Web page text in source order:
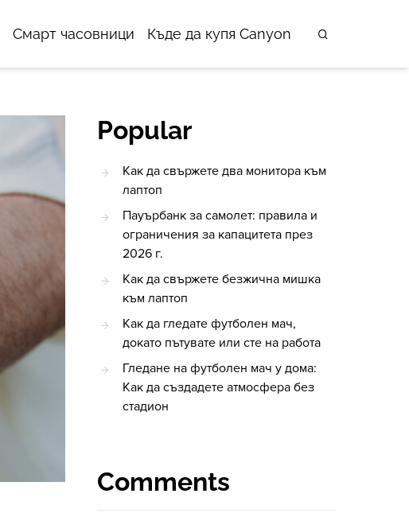
Смарт часовници Къде да купя Canyon
Popular
Как да свържете два монитора към
лаптоп
Пауърбанк за самолет: правила и
ограничения за капацитета през
2026 г.
Как да свържете безжична мишка
към лаптоп
Как да гледате футболен мач,
докато пътувате или сте на работа
Гледане на футболен мач у дома:
Как да създадете атмосфера без
стадион
Comments